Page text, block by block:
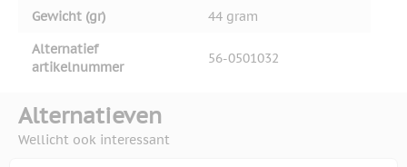
Gewicht (gr)
44 gram
Alternatief
artikelnummer
56-0501032
Alternatieven
Wellicht ook interessant